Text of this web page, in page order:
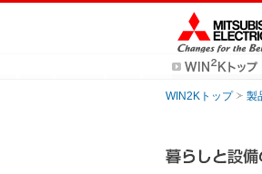
WIN2Kトップ 製